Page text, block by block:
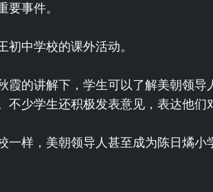
要事件。
初中学校的课外活动。
霞的讲解下，学生可以了解美朝领导
不少学生还积极发表意见，表达他们
一样，美朝领导人甚至成为陈日燏小